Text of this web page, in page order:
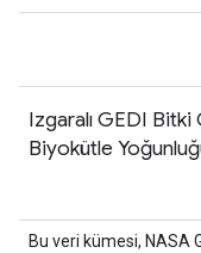
Izgaralı GEDI Bitki
Biyokütle
Bu veri kümesi, NASA